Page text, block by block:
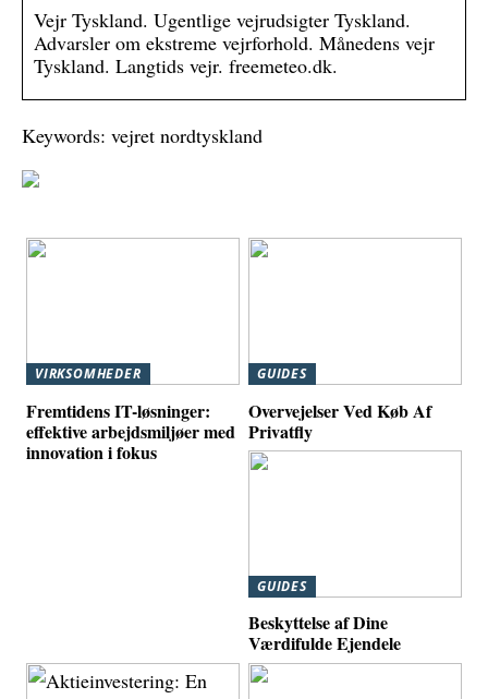
Vejr Tyskland. Ugentlige vejrudsigter Tyskland.
Advarsler om ekstreme vejrforhold. Månedens vejr
Tyskland. Langtids vejr. freemeteo.dk.
Keywords: vejret nordtyskland
VIRKSOMHEDER
Fremtidens IT-løsninger:
effektive arbejdsmiljøer med
innovation i fokus
GUIDES
Overvejelser Ved Køb Af
Privatfly
GUIDES
Beskyttelse af Dine
Værdifulde Ejendele